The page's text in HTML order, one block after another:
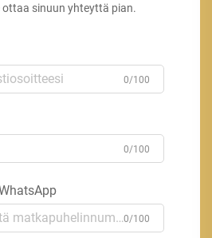
ottaa sinuun yhteyttä pian.
0/100
0/100
0/100